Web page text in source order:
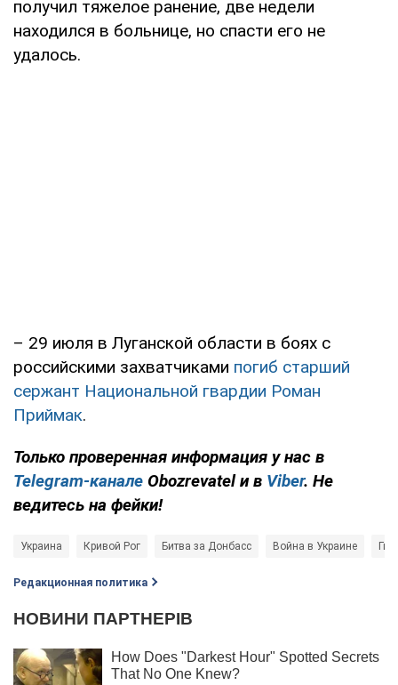
получил тяжелое ранение, две недели
находился в больнице, но спасти его не
удалось.
– 29 июля в Луганской области в боях с
российскими захватчиками погиб старший
сержант Национальной гвардии Роман
Приймак.
Только проверенная информация у нас в
Telegram-канале Obozrevatel и в Viber. Не
ведитесь на фейки!
Украина Кривой Рог Битва за Донбасс Война в Украине
Редакционная политика